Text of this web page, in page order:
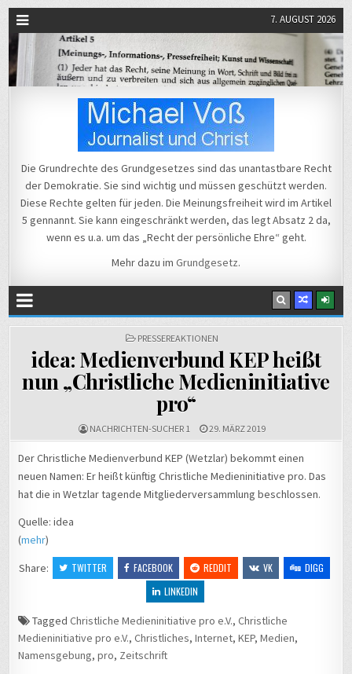
7. AUGUST 2026
Michael Voß
Die Grundrechte des Grundgesetzes sind das unantastbare Recht
der Demokratie. Sie sind wichtig und müssen geschützt werden.
Diese Rechte gelten für jeden. Die Meinungsfreiheit wird im Artikel
5 gennannt. Sie kann eingeschränkt werden, das legt Absatz 2 da,
wenn es u.a. um das „Recht der persönliche Ehre“ geht.
Mehr dazu im Grundgesetz.
POSTED
PRESSEREAKTIONEN
idea: Medienverbund KEP heißt
nun „Christliche Medieninitiative
pro“
NACHRICHTEN-SUCHER 1 29. MÄRZ 2019
Der Christliche Medienverbund KEP (Wetzlar) bekommt einen
neuen Namen: Er heißt künftig Christliche Medieninitiative pro. Das
hat die in Wetzlar tagende Mitgliederversammlung beschlossen.
Quelle: idea
(mehr)
Share:
TWITTER FACEBOOK REDDIT VK
DIGG
LINKEDIN
TaggedChristliche Medieninitiative pro e.V.,Christliche
Medieninitiative pro e.V.,Christliches,Internet,KEP,Medien,
Namensgebung,pro, Zeitschrift